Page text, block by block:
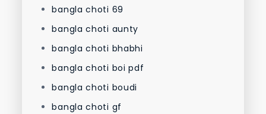
bangla choti 69
bangla choti aunty
bangla choti bhabhi
bangla choti boi pdf
bangla choti boudi
bangla choti gf